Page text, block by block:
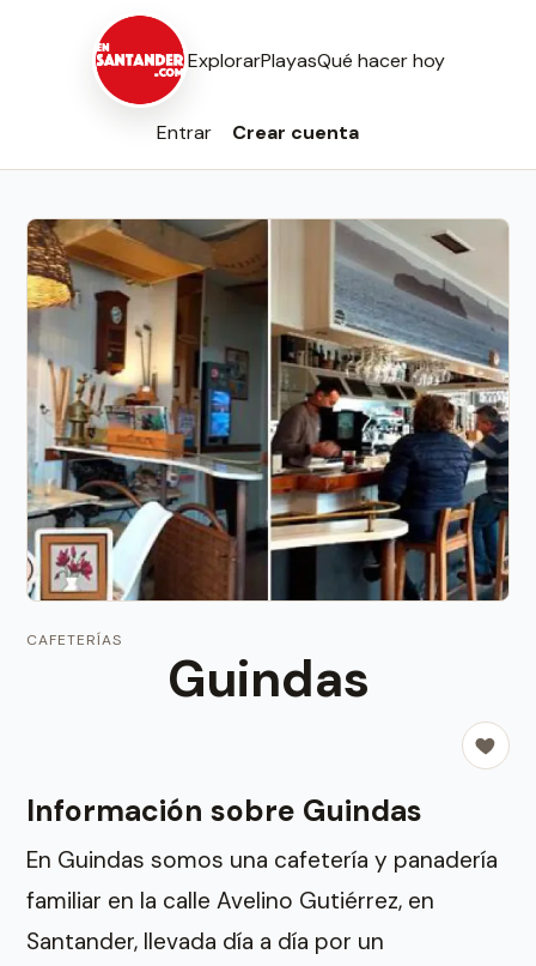
ExplorarPlayasQué hacer hoy
Entrar Crear cuenta
CAFETERÍAS
Guindas
Información sobre Guindas
En Guindas somos una cafetería y panadería
familiar en la calle Avelino Gutiérrez, en
Santander, llevada día a día por un